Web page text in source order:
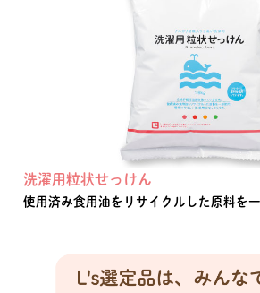
洗濯用粒状せっけん
使用済み食用油をリサイクルした原料を